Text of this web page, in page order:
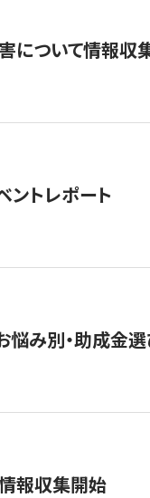
について情報収
トレポート
悩み別・助成金
報収集開始